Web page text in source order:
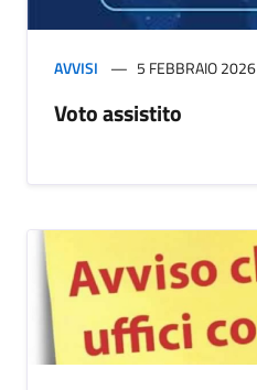
AVVISI 5 FEBBRAIO 2026
Voto assistito